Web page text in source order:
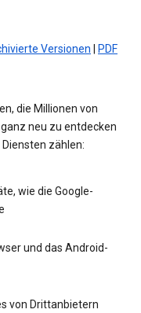
Versionen
PDF
die Millionen von
neu zu entdecken
zählen:
wie die Google-
und das Android-
von Drittanbietern